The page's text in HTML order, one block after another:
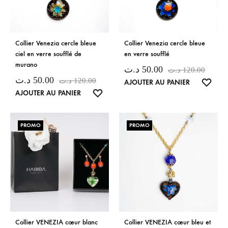
Collier Venezia cercle bleue
ciel en verre soufflé de
murano
50.00 د.ت 120.00 د.ت
AJOUTER AU PANIER
Collier Venezia cercle bleue
en verre soufflé
50.00 د.ت 120.00 د.ت
AJOUTER AU PANIER
PROMO
Collier VENEZIA cœur blanc
PROMO
Collier VENEZIA cœur bleu et